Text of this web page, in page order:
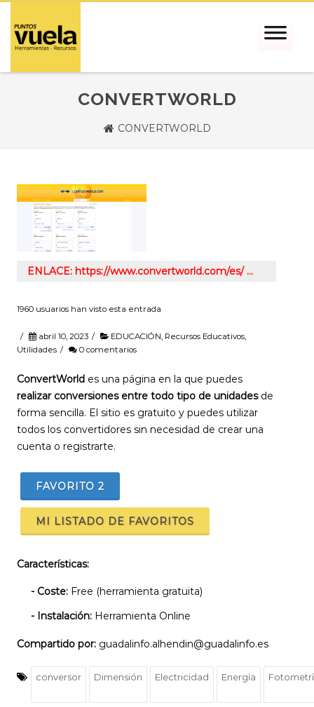
CONVERTWORLD
CONVERTWORLD
ENLACE: https://www.convertworld.com/es/ …
1960 usuarios han visto esta entrada
/ abril 10, 2023 / EDUCACIÓN, Recursos Educativos,
Utilidades / 0 comentarios
ConvertWorld es una página en la que puedes
realizar conversiones entre todo tipo de unidadesde
forma sencilla. El sitio es gratuito y puedes utilizar
todos los convertidores sin necesidad de crear una
cuenta o registrarte.
FAVORITO 2
MI LISTADO DE FAVORITOS
Características:
- Coste: Free (herramienta gratuita)
- Instalación: Herramienta Online
Compartido por: guadalinfo.alhendin@guadalinfo.es
conversor Dimensión Electricidad Energía